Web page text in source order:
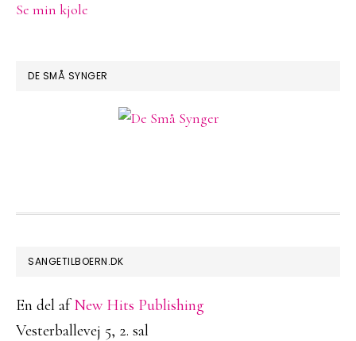
Se min kjole
DE SMÅ SYNGER
FOOTER
SANGETILBOERN.DK
En del afNew Hits Publishing
Vesterballevej 5, 2. sal